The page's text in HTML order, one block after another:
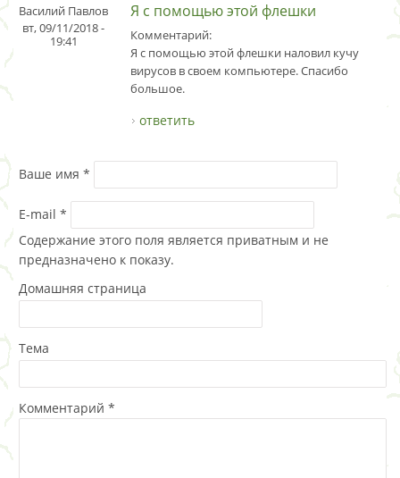
Василий Павлов
вт, 09/11/2018 -
19:41
Я с помощью этой флешки
Комментарий:
Я с помощью этой флешки наловил кучу
вирусов в своем компьютере. Спасибо
большое.
ответить
Ваше имя *
E-mail *
Содержание этого поля является приватным и не
предназначено к показу.
Домашняя страница
Тема
Комментарий *